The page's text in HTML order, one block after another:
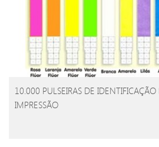
10.000 PULSEIRAS DE
IMPRESSÃO